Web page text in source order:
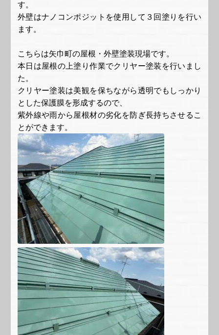
す。
外壁はナノコンポジットを使用して３回塗りを行い
ます。
こちらは矢巾町の屋根・外壁塗装現場です。
本日は屋根の上塗り作業でクリヤー塗装を行いまし
た。
クリヤー塗装は美観を保ちながら透明でもしっかり
とした保護膜を形成するので、
紫外線や雨から屋根材の劣化を防ぎ長持ちさせるこ
とができます。